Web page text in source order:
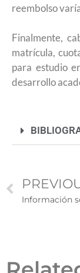
reembolso
Finalmente,
matrícula,
para estudio
desarrollo